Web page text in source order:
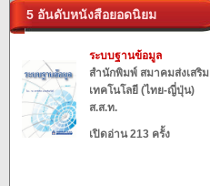
5 อันดับหนังสือยอดนิยม
ระบบฐานข้อมูล
สำนักพิมพ์ สมาคมส่งเสริม
เทคโนโลยี (ไทย-ญี่ปุ่น)
ส.ส.ท.
เปิดอ่าน 213 ครั้ง